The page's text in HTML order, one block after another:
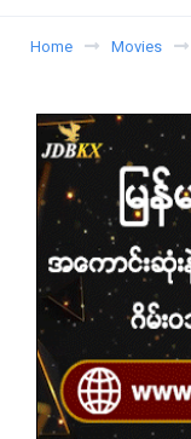
Home Movies